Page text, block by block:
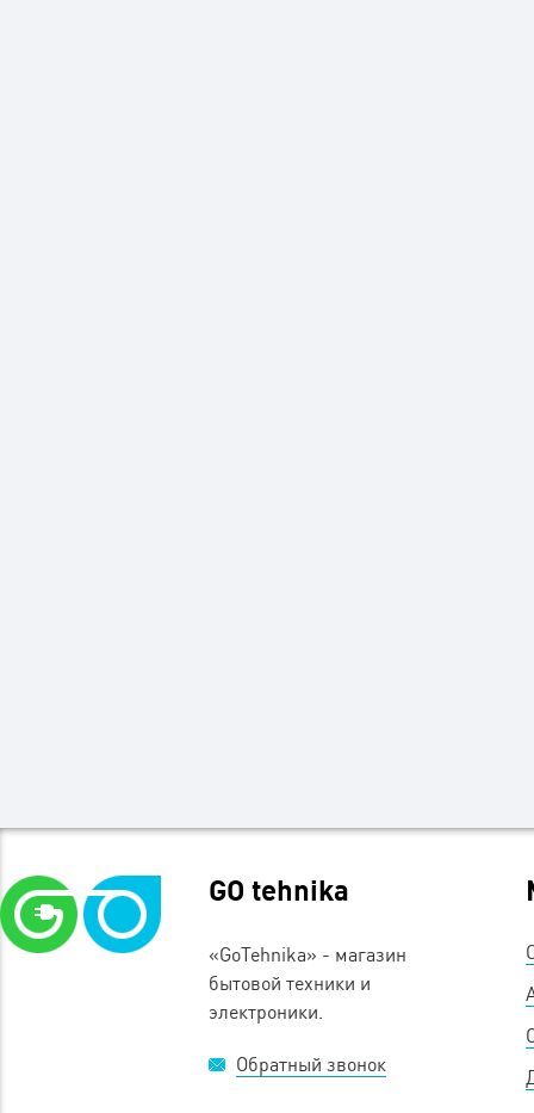
GO tehnika
«GoTehnika» - магазин
бытовой техники и
электроники.
Обратный звонок